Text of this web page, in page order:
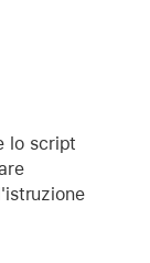
lo script